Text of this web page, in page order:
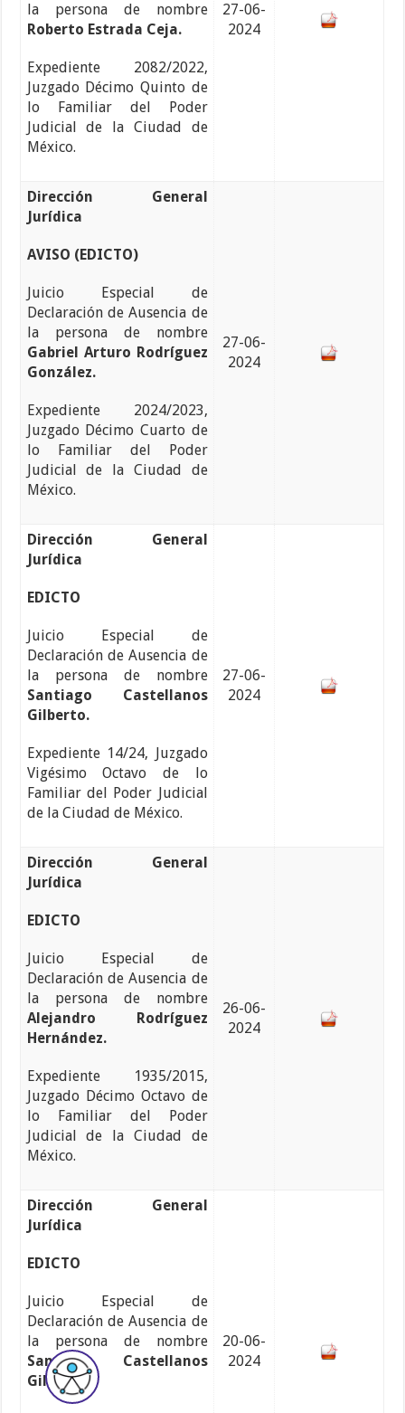
la persona de nombre
Roberto Estrada Ceja.
Expediente 2082/2022,
Juzgado Décimo Quinto de
lo Familiar del Poder
Judicial de la Ciudad de
México.
27-06-
2024
Dirección General
Jurídica
AVISO (EDICTO)
Juicio Especial de
Declaración de Ausencia de
la persona de nombre
Gabriel Arturo Rodríguez
González.
Expediente 2024/2023,
Juzgado Décimo Cuarto de
lo Familiar del Poder
Judicial de la Ciudad de
México.
27-06-
2024
Dirección General
Jurídica
EDICTO
Juicio Especial de
Declaración de Ausencia de
la persona de nombre
Santiago Castellanos
Gilberto.
Expediente 14/24, Juzgado
Vigésimo Octavo de lo
Familiar del Poder Judicial
de la Ciudad de México.
27-06-
2024
Dirección General
Jurídica
EDICTO
Juicio Especial de
Declaración de Ausencia de
la persona de nombre
Alejandro Rodríguez
Hernández.
Expediente 1935/2015,
Juzgado Décimo Octavo de
lo Familiar del Poder
Judicial de la Ciudad de
México.
26-06-
2024
Dirección General
Jurídica
EDICTO
Juicio Especial de
Declaración de Ausencia de
la persona de nombre
Santiago Castellanos
Gilberto.
20-06-
2024